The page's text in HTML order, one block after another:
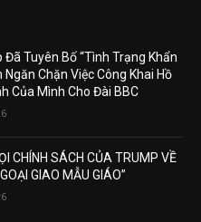
Đã Tuyên Bố “Tình Trạng Khẩn
Ngăn Chặn Việc Công Khai Hồ
Của Mình Cho Đài BBC
CHÍNH SÁCH CỦA TRUMP VỀ
GIAO MẪU GIÁO”